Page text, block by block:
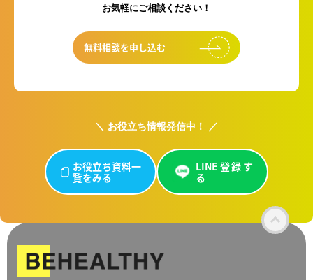
お気軽にご相談ください！
無料相談を申し込む
＼ お役立ち情報発信中！ ／
お役立ち資料一
覧をみる
LINE登録す
る